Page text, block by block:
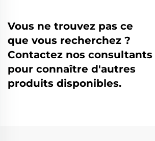
Vous ne trouvez pas ce
que vous recherchez ?
Contactez nos consultants
pour connaître d'autres
produits disponibles.